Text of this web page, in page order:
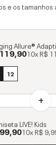
e os tamanhos
Allure®
10xR$
12
LIVE! Kids
10xR$